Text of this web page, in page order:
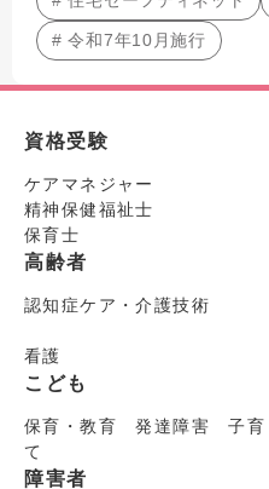
# 令和7年10月施行
資格受験
ケアマネジャー
精神保健福祉士
保育士
高齢者
認知症ケア・介護技術
看護
こども
保育・教育 発達障害 子育
て
障害者